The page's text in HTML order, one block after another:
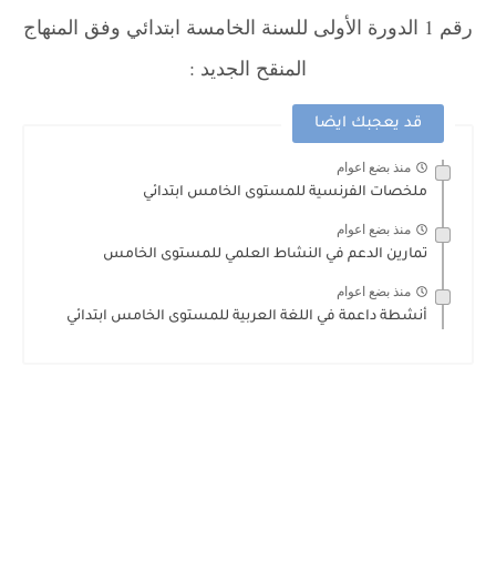
رقم 1 الدورة الأولى للسنة الخامسة ابتدائي وفق المنهاج
المنقح الجديد :
قد يعجبك ايضا
منذ بضع اعوام
ملخصات الفرنسية للمستوى الخامس ابتدائي
منذ بضع اعوام
تمارين الدعم في النشاط العلمي للمستوى الخامس
منذ بضع اعوام
أنشطة داعمة في اللغة العربية للمستوى الخامس ابتدائي